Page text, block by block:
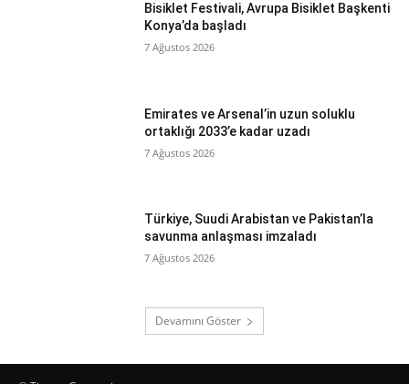
Bisiklet Festivali, Avrupa Bisiklet Başkenti
Konya’da başladı
7 Ağustos 2026
Emirates ve Arsenal’in uzun soluklu
ortaklığı 2033’e kadar uzadı
7 Ağustos 2026
Türkiye, Suudi Arabistan ve Pakistan’la
savunma anlaşması imzaladı
7 Ağustos 2026
Devamını Göster